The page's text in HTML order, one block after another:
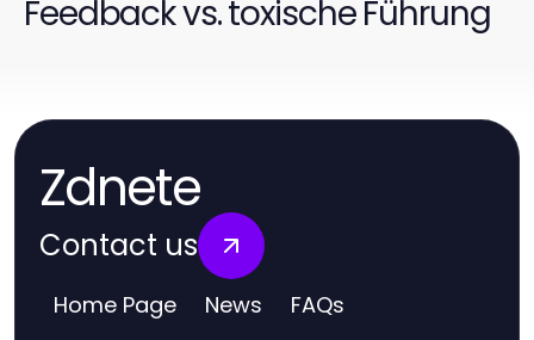
Feedback vs. toxische Führung
Zdnete
Contact us
Home Page News FAQs